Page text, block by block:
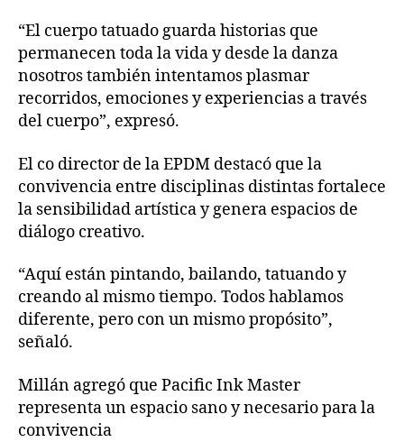
“El cuerpo tatuado guarda historias que
permanecen toda la vida y desde la danza
nosotros también intentamos plasmar
recorridos, emociones y experiencias a través
del cuerpo”, expresó.
El co director de la EPDM destacó que la
convivencia entre disciplinas distintas fortalece
la sensibilidad artística y genera espacios de
diálogo creativo.
“Aquí están pintando, bailando, tatuando y
creando al mismo tiempo. Todos hablamos
diferente, pero con un mismo propósito”,
señaló.
Millán agregó que Pacific Ink Master
representa un espacio sano y necesario para la
convivencia